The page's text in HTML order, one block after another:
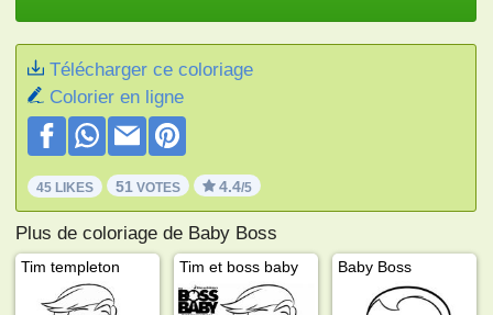
Télécharger ce coloriage
Colorier en ligne
45 LIKES 51 VOTES 4.4/5
Plus de coloriage de Baby Boss
Tim templeton Tim et boss baby Baby Boss